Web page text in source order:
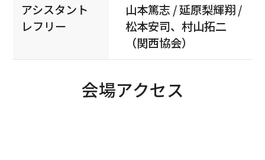
アシスタント
レフリー
山本篤志 / 延原梨輝翔 /
松本安司、村山拓二
（関西協会）
会場アクセス